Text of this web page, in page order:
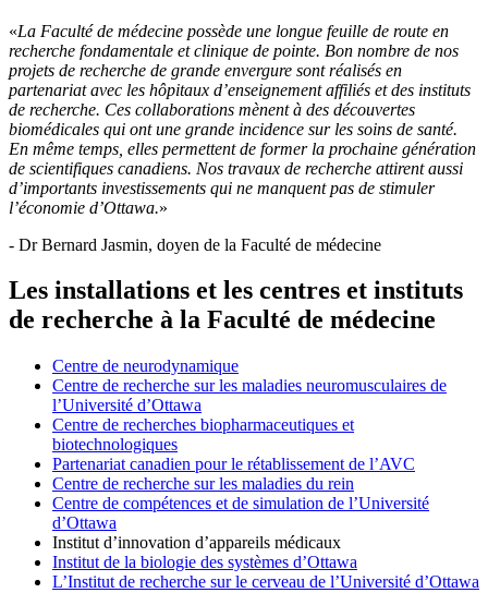
«La Faculté de médecine possède une longue feuille de route en
recherche fondamentale et clinique de pointe. Bon nombre de nos
projets de recherche de grande envergure sont réalisés en
partenariat avec les hôpitaux d’enseignement affiliés et des instituts
de recherche. Ces collaborations mènent à des découvertes
biomédicales qui ont une grande incidence sur les soins de santé.
En même temps, elles permettent de former la prochaine génération
de scientifiques canadiens. Nos travaux de recherche attirent aussi
d’importants investissements qui ne manquent pas de stimuler
l’économie d’Ottawa.»
- Dr Bernard Jasmin, doyen de la Faculté de médecine
Les installations et les centres et instituts
de recherche à la Faculté de médecine
Centre de neurodynamique
Centre de recherche sur les maladies neuromusculaires de
l’Université d’Ottawa
Centre de recherches biopharmaceutiques et
biotechnologiques
Partenariat canadien pour le rétablissement de l’AVC
Centre de recherche sur les maladies du rein
Centre de compétences et de simulation de l’Université
d’Ottawa
Institut d’innovation d’appareils médicaux
Institut de la biologie des systèmes d’Ottawa
L’Institut de recherche sur le cerveau de l’Université d’Ottawa